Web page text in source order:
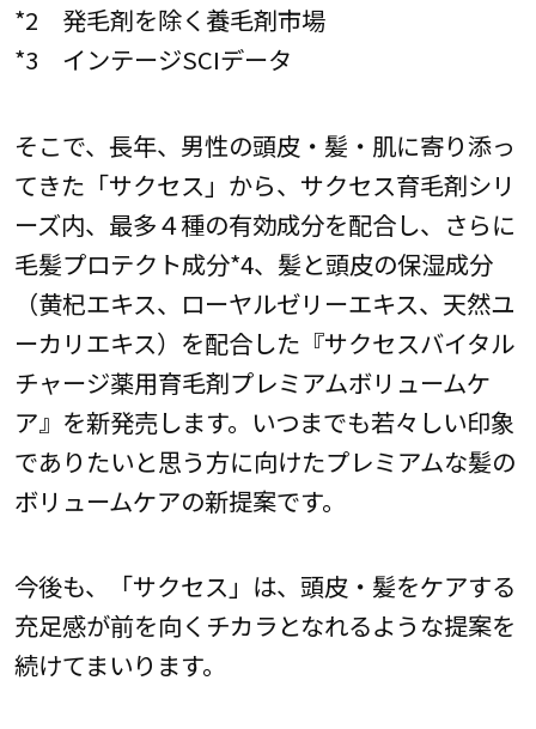
*2 発毛剤を除く養毛剤市場
*3 インテージSCIデータ
そこで、長年、男性の頭皮・髪・肌に寄り添っ
てきた「サクセス」から、サクセス育毛剤シリ
ーズ内、最多４種の有効成分を配合し、さらに
毛髪プロテクト成分*4、髪と頭皮の保湿成分
（黄杞エキス、ローヤルゼリーエキス、天然ユ
ーカリエキス）を配合した『サクセスバイタル
チャージ薬用育毛剤プレミアムボリュームケ
ア』を新発売します。いつまでも若々しい印象
でありたいと思う方に向けたプレミアムな髪の
ボリュームケアの新提案です。
今後も、「サクセス」は、頭皮・髪をケアする
充足感が前を向くチカラとなれるような提案を
続けてまいります。